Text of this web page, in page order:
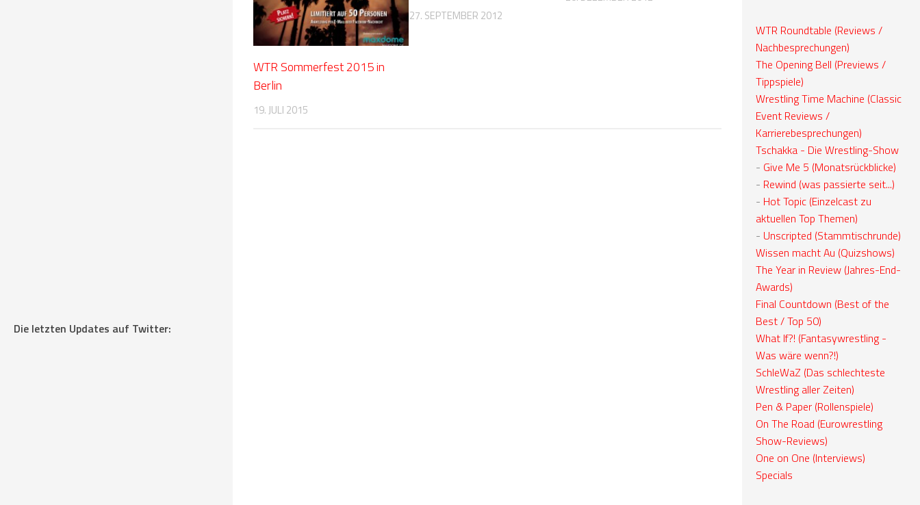
WTR Sommerfest 2015 in
Berlin
19. JULI 2015
27. SEPTEMBER 2012
Die letzten Updates auf Twitter:
WTR Roundtable (Reviews /
Nachbesprechungen)
The Opening Bell (Previews /
Tippspiele)
Wrestling Time Machine (Classic
Event Reviews /
Karrierebesprechungen)
Tschakka - Die Wrestling-Show
- Give Me 5 (Monatsrückblicke)
- Rewind (was passierte seit...)
- Hot Topic (Einzelcast zu
aktuellen Top Themen)
- Unscripted (Stammtischrunde)
Wissen macht Au (Quizshows)
The Year in Review (Jahres-End-
Awards)
Final Countdown (Best of the
Best / Top 50)
What If?! (Fantasywrestling -
Was wäre wenn?!)
SchleWaZ (Das schlechteste
Wrestling aller Zeiten)
Pen & Paper (Rollenspiele)
On The Road (Eurowrestling
Show-Reviews)
One on One (Interviews)
Specials